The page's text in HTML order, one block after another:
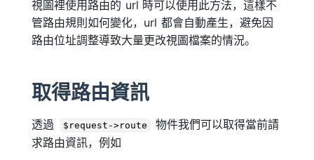
視圖裡使用路由的 url 時可以使用此方法，這樣不
管路由規則如何變化，url 都會自動產生，避免因
路由位址調整導致大量更改視圖檔案的情況。
取得路由資訊
透過 $request->route
物件我們可以取得當前請
求路由資訊，例如